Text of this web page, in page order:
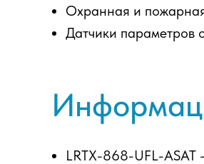
Охранная и
Датчики
LRTX-868-UFL-ASAT